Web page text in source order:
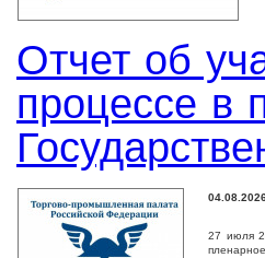
Отчет об
процессе в
27 июля